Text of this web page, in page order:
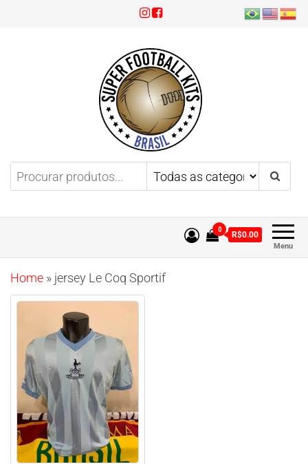
Super Football KitsAproveite 3x sem juros!
Menu
0
R$0.00
Home » jersey Le Coq Sportif